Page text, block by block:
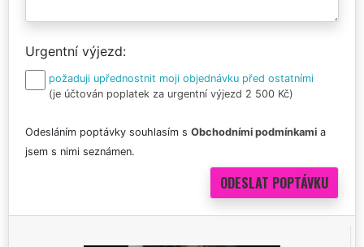
Urgentní výjezd
požaduji upřednostnit moji objednávku před ostatními
(je účtován poplatek za urgentní výjezd 2 500 Kč)
Odesláním poptávky souhlasím s Obchodními podmínkami a
jsem s nimi seznámen.